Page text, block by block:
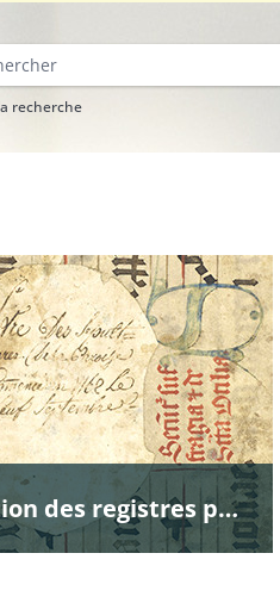
recherche
Numérisation des registres paroissiaux